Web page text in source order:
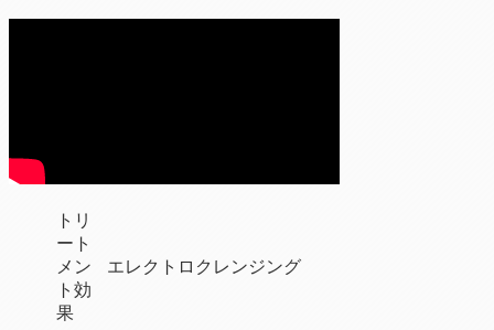
トリ
ート
メン
ト効
果
エレクトロクレンジング